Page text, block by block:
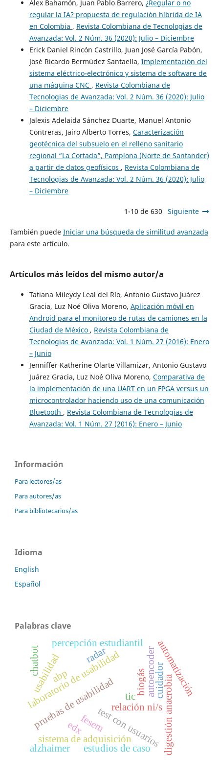
Alex Bahamón, Juan Pablo Barrero, ¿Regular o no
regular la IA? propuesta de regulación híbrida de IA
en Colombia , Revista Colombiana de Tecnologias de
Avanzada: Vol. 2 Núm. 36 (2020): Julio – Diciembre
Erick Daniel Rincón Castrillo, Juan José García Pabón,
José Ricardo Bermúdez Santaella, Implementación del
sistema eléctrico-electrónico y sistema de software de
una máquina CNC , Revista Colombiana de
Tecnologias de Avanzada: Vol. 2 Núm. 36 (2020): Julio
– Diciembre
Jalexis Adelaida Sánchez Duarte, Manuel Antonio
Contreras, Jairo Alberto Torres, Caracterización
geotécnica del subsuelo en el relleno sanitario
regional “La Cortada”, Pamplona (Norte de Santander)
a partir de datos geofísicos , Revista Colombiana de
Tecnologias de Avanzada: Vol. 2 Núm. 36 (2020): Julio
– Diciembre
1-10 de 630 Siguiente
También puede Iniciar una búsqueda de similitud avanzada
para este artículo.
Artículos más leídos del mismo autor/a
Tatiana Mileydy Leal del Río, Antonio Gustavo Juárez
Gracia, Luz Noé Oliva Moreno, Aplicación móvil en
Android para el monitoreo de rutas de camiones en la
Ciudad de México , Revista Colombiana de
Tecnologias de Avanzada: Vol. 1 Núm. 27 (2016): Enero
– Junio
Jenniffer Katherine Olarte Villamizar, Antonio Gustavo
Juárez Gracia, Luz Noé Oliva Moreno, Comparativa de
la implementación de una UART en un FPGA versus un
microcontrolador haciendo uso de una comunicación
Bluetooth , Revista Colombiana de Tecnologias de
Avanzada: Vol. 1 Núm. 27 (2016): Enero – Junio
Información
Para lectores/as
Para autores/as
Para bibliotecarios/as
Idioma
English
Español
Palabras clave
laboratorio de usabilidad
pruebas de usabilidadtest con usuarios
usabilidad
sistema de adquisición digestión anaerobia
automatización
biogásautoencoder
abp
estudios de caso
percepción estudiantil
fesem
edx
relación ni/s
chatbot
alzhaimer
cuidador
tic
radar